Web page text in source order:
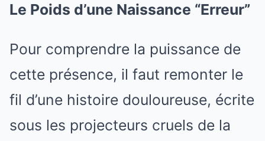
Le Poids d’une Naissance “Erreur”
Pour comprendre la puissance de
cette présence, il faut remonter le
fil d’une histoire douloureuse, écrite
sous les projecteurs cruels de la